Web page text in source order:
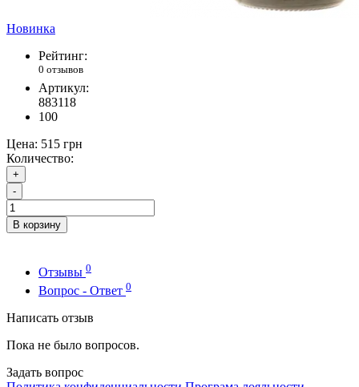
Новинка
Рейтинг:
0 отзывов
Артикул:
883118
100
Цена: 515 грн
Количество:
+
-
В корзину
Отзывы 0
Вопрос - Ответ 0
Написать отзыв
Пока не было вопросов.
Задать вопрос